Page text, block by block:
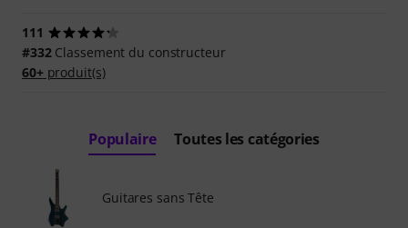
111
#332Classement du constructeur
60+produit(s)
Populaire Toutes les catégories
Guitares sans Tête